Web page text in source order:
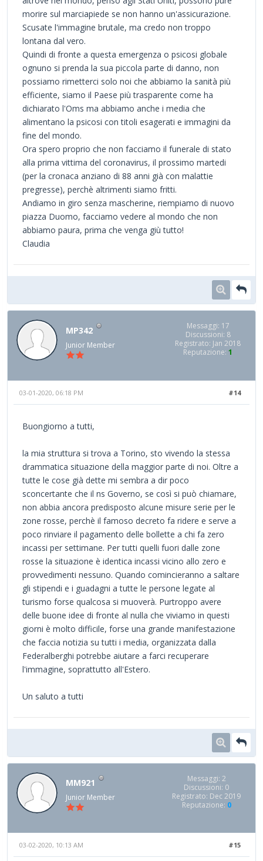
morire sul marciapiede se non hanno un'assicurazione.
Scusate l'immagine brutale, ma credo non troppo
lontana dal vero.
Quindi di fronte a questa emergenza o psicosi globale
ognuno si prenda la sua piccola parte di danno, non
possiamo rimetterci solo noi che abbiamo la sanità più
efficiente, siamo il Paese più trasparente come ha
dichiarato l'Oms ma abbiamo anche i media che
alimentano la psicosi con titoli esagerati e immagini da
fine del mondo.
Ora spero proprio che non facciamo il funerale di stato
alla prima vittima del coronavirus, il prossimo martedi
(per la cronaca anziano di 88 anni già con malattie
pregresse), perchè altrimenti siamo fritti.
Andiamo in giro senza mascherine, riempiamo di nuovo
piazza Duomo, facciamo vedere al mondo che non
abbiamo paura, prima che venga giù tutto!
Claudia
MP342
Junior Member
Messaggi: 17
Discussioni: 8
Registrato: Jan 2018
Reputazione: 1
#14
03-01-2020, 06:18 PM
Buongiorno a tutti,
la mia struttura si trova a Torino, sto vivendo la stessa
drammatica situazione della maggior parte di noi. Oltre a
tutte le cose già dette mi sembra a dir poco
sconcertante che il ns Governo, se così si può chiamare,
non abbia ancora predisposto alcune misure serie per le
zone rosse, perchè il famoso decreto fa ridere e serve a
poco rinviare il pagamento delle bollette a chi fa zero
incassi per settimane. Per tutti quelli fuori dalle zone
rosse la situazione è identica incassi vicino allo zero e
provvedimenti nessuno. Quando comincieranno a saltare
gli stipendi e i guadagni a tutte le persone legate al
turismo forse qualcosa si muoverà. Purtroppo avere
delle buone idee di fronte al nulla che viviamo in questi
giorni è molto difficile, forse una grande manifestazione
che faccia notizia su tutti i media, organizzata dalla
Federalberghi potrebbe aiutare a farci recuperare
l'immagine, soprattutto all'Estero.
Un saluto a tutti
MM921
Junior Member
Messaggi: 2
Discussioni: 0
Registrato: Dec 2019
Reputazione: 0
#15
03-02-2020, 10:13 AM